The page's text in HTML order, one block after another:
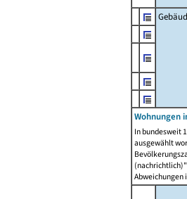
Wohnungen
In bundesweit
ausgewählt
Abweichungen